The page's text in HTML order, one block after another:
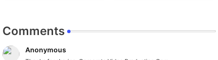
Comments
Anonymous